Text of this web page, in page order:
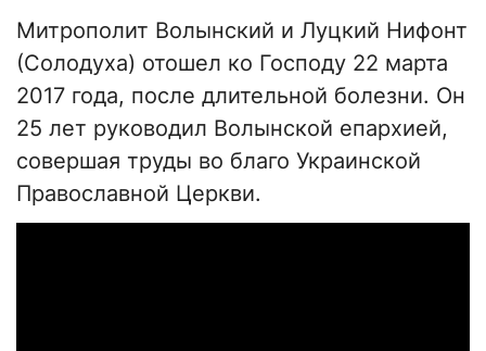
Митрополит Волынский и Луцкий Нифонт
(Солодуха) отошел ко Господу 22 марта
2017 года, после длительной болезни. Он
25 лет руководил Волынской епархией,
совершая труды во благо Украинской
Православной Церкви.